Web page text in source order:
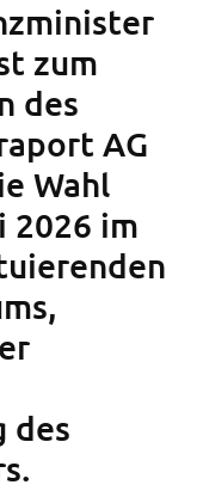
zum
des
AG
Wahl
2026 im
des